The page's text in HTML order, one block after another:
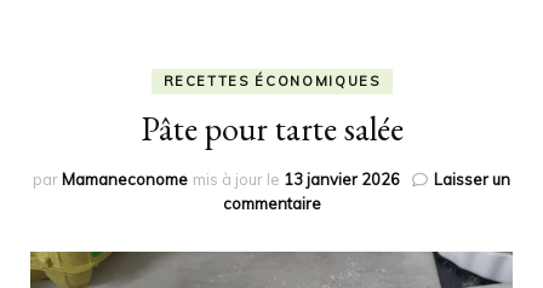
RECETTES ÉCONOMIQUES
Pâte pour tarte salée
par Mamaneconome mis à jour le 13 janvier 2026
Laisser un
commentairesur
pour
tarte